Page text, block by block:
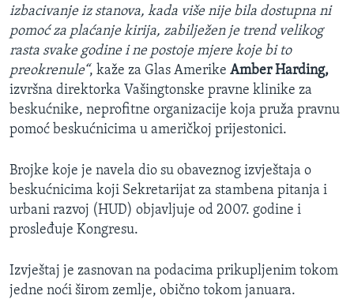
izbacivanje iz stanova, kada više nije bila dostupna ni
pomoć za plaćanje kirija, zabilježen je trend velikog
rasta svake godine i ne postoje mjere koje bi to
preokrenule“, kaže za Glas Amerike Amber Harding,
izvršna direktorka Vašingtonske pravne klinike za
beskućnike, neprofitne organizacije koja pruža pravnu
pomoć beskućnicima u američkoj prijestonici.
Brojke koje je navela dio su obaveznog izvještaja o
beskućnicima koji Sekretarijat za stambena pitanja i
urbani razvoj (HUD) objavljuje od 2007. godine i
prosleđuje Kongresu.
Izvještaj je zasnovan na podacima prikupljenim tokom
jedne noći širom zemlje, obično tokom januara.